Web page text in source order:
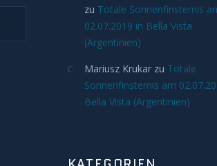
zu Totale Sonnenfinsternis
02.07.2019 in Bella Vista
(Argentinien)
Mariusz Krukarzu Totale
Sonnenfinsternis am
Bella Vista (Argentinien)